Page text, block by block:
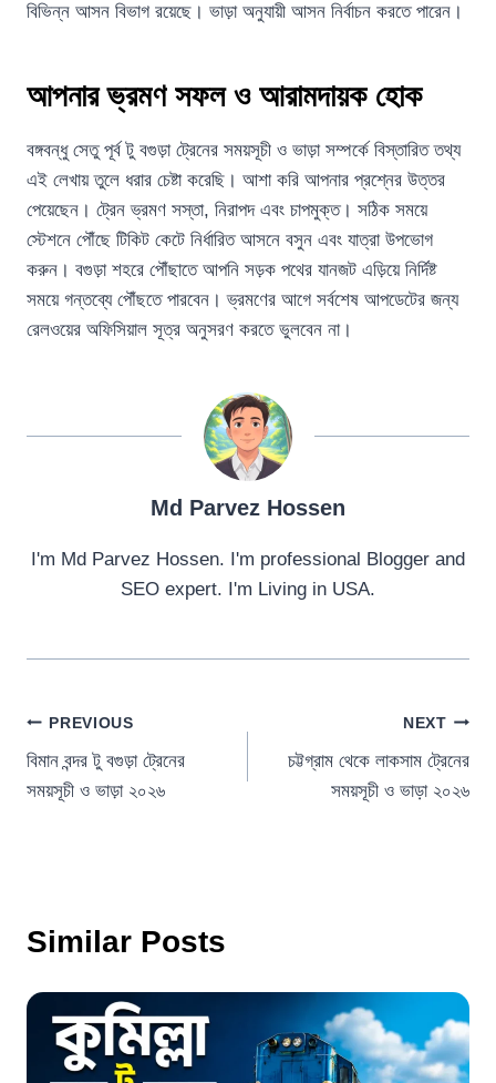
বিভিন্ন আসন বিভাগ রয়েছে। ভাড়া অনুযায়ী আসন নির্বাচন করতে পারেন।
আপনার ভ্রমণ সফল ও আরামদায়ক হোক
বঙ্গবন্ধু সেতু পূর্ব টু বগুড়া ট্রেনের সময়সূচী ও ভাড়া সম্পর্কে বিস্তারিত তথ্য
এই লেখায় তুলে ধরার চেষ্টা করেছি। আশা করি আপনার প্রশ্নের উত্তর
পেয়েছেন। ট্রেন ভ্রমণ সস্তা, নিরাপদ এবং চাপমুক্ত। সঠিক সময়ে
স্টেশনে পৌঁছে টিকিট কেটে নির্ধারিত আসনে বসুন এবং যাত্রা উপভোগ
করুন। বগুড়া শহরে পৌঁছাতে আপনি সড়ক পথের যানজট এড়িয়ে নির্দিষ্ট
সময়ে গন্তব্যে পৌঁছতে পারবেন। ভ্রমণের আগে সর্বশেষ আপডেটের জন্য
রেলওয়ের অফিসিয়াল সূত্র অনুসরণ করতে ভুলবেন না।
Md Parvez Hossen
I'm Md Parvez Hossen. I'm professional Blogger and
SEO expert. I'm Living in USA.
Post
navigation
PREVIOUS
বিমান বন্দর টু বগুড়া ট্রেনের
সময়সূচী ও ভাড়া ২০২৬
NEXT
চট্টগ্রাম থেকে লাকসাম ট্রেনের
সময়সূচী ও ভাড়া ২০২৬
Similar Posts